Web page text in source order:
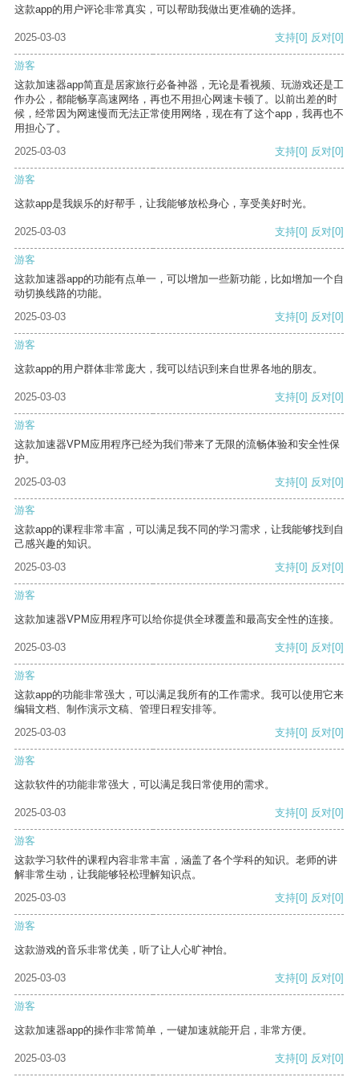
这款app的用户评论非常真实，可以帮助我做出更准确的选择。
2025-03-03 支持[0] 反对[0]
游客
这款加速器app简直是居家旅行必备神器，无论是看视频、玩游戏还是工
作办公，都能畅享高速网络，再也不用担心网速卡顿了。以前出差的时
候，经常因为网速慢而无法正常使用网络，现在有了这个app，我再也不
用担心了。
2025-03-03
支持[0] 反对[0]
游客
这款app是我娱乐的好帮手，让我能够放松身心，享受美好时光。
2025-03-03 支持[0] 反对[0]
游客
这款加速器app的功能有点单一，可以增加一些新功能，比如增加一个自
动切换线路的功能。
2025-03-03
支持[0] 反对[0]
游客
这款app的用户群体非常庞大，我可以结识到来自世界各地的朋友。
2025-03-03 支持[0] 反对[0]
游客
这款加速器VPM应用程序已经为我们带来了无限的流畅体验和安全性保
护。
2025-03-03
支持[0] 反对[0]
游客
这款app的课程非常丰富，可以满足我不同的学习需求，让我能够找到自
己感兴趣的知识。
2025-03-03
支持[0] 反对[0]
游客
这款加速器VPM应用程序可以给你提供全球覆盖和最高安全性的连接。
2025-03-03 支持[0] 反对[0]
游客
这款app的功能非常强大，可以满足我所有的工作需求。我可以使用它来
编辑文档、制作演示文稿、管理日程安排等。
2025-03-03
支持[0] 反对[0]
游客
这款软件的功能非常强大，可以满足我日常使用的需求。
2025-03-03 支持[0] 反对[0]
游客
这款学习软件的课程内容非常丰富，涵盖了各个学科的知识。老师的讲
解非常生动，让我能够轻松理解知识点。
2025-03-03
支持[0] 反对[0]
游客
这款游戏的音乐非常优美，听了让人心旷神怡。
2025-03-03 支持[0] 反对[0]
游客
这款加速器app的操作非常简单，一键加速就能开启，非常方便。
2025-03-03 支持[0] 反对[0]